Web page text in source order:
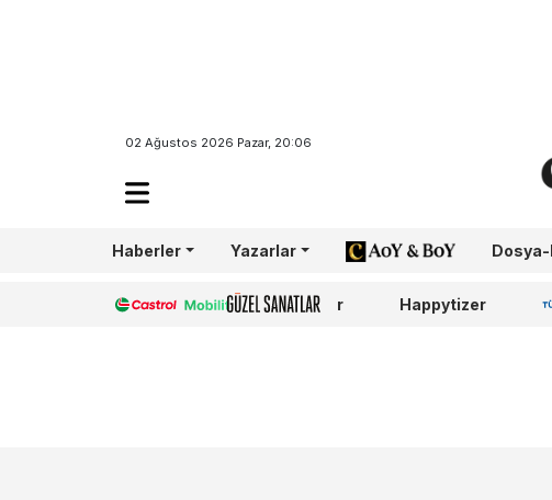
02 Ağustos 2026 Pazar, 20:06
Haberler Yazarlar AoY/BoY
Castrol Güzel Sanatlar Happytizer
Sosyal medyada
en çok
vizyondaki…